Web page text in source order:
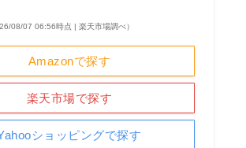
08/07 06:56時点 | 楽天市場調べ）
Amazonで探す
楽天市場で探す
ショッピングで探す